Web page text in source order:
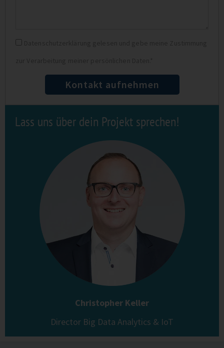
Datenschutz
Kontakt aufnehmen
Lass uns über dein Projekt sprechen!
Christopher Keller
Director Big Data Analytics & IoT